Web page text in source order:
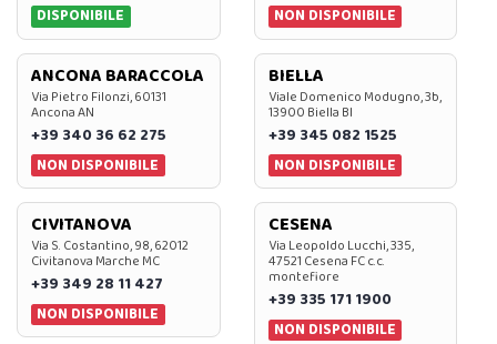
DISPONIBILE
NON DISPONIBILE
ANCONA BARACCOLA
Via Pietro Filonzi, 60131
Ancona AN
+39 340 36 62 275
NON DISPONIBILE
BIELLA
Viale Domenico Modugno, 3b,
13900 Biella BI
+39 345 082 1525
NON DISPONIBILE
CIVITANOVA
Via S. Costantino, 98, 62012
Civitanova Marche MC
+39 349 28 11 427
NON DISPONIBILE
CESENA
Via Leopoldo Lucchi, 335,
47521 Cesena FC c.c.
montefiore
+39 335 171 1900
NON DISPONIBILE